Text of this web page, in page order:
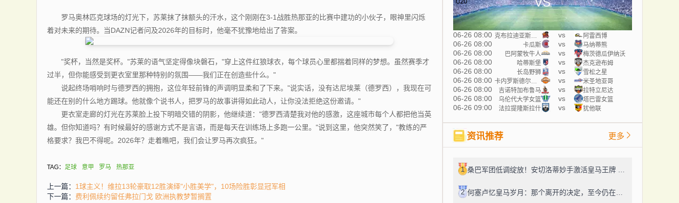
罗马奥林匹克球场的灯光下，苏莱抹了抹额头的汗水，这个刚刚在3-1战胜热那亚的比赛中建功的小伙子，眼神里闪烁
着对未来的期待。当DAZN记者问及2026年的目标时，他毫不犹豫地给出了答案。
"奖杯，当然是奖杯。"苏莱的语气坚定得像块磐石，"穿上这件红狼球衣，每个球员心里都揣着同样的梦想。虽然赛季才
过半，但你能感受到更衣室里那种特别的氛围——我们正在创造些什么。"
说起终场哨响时与德罗西的拥抱，这位年轻前锋的声调明显柔和了下来。"说实话，没有达尼埃莱（德罗西），我现在可
能还在别的什么地方踢球。他就像个说书人，把罗马的故事讲得如此动人，让你没法拒绝这份邀请。"
更衣室走廊的灯光在苏莱脸上投下明暗交错的阴影，他继续道："德罗西清楚我对他的感激，这座城市每个人都把他当英
雄。但你知道吗？有时候最好的感谢方式不是言语，而是每天在训练场上多跑一公里。"说到这里，他突然笑了，"教练的严
格要求？我巴不得呢。2026年？走着瞧吧，我们会让罗马再次疯狂。"
TAG： 足球 意甲 罗马 热那亚
上一篇： 1球主义！维拉13轮豪取12胜演绎"小胜美学"，10场险胜彰显冠军相
下一篇： 费利佩续约留任弗拉门戈 欧洲执教梦暂搁置
06-26 08:00 vs 阿雷西博
06-26 08:00 卡瓜斯 vs 马纳蒂熊
06-26 08:00 巴阿蒙牧牛人 vs 梅茨德瓜伊纳沃
06-26 08:00 哈蒂斯堡 vs 杰克逊布姆
06-26 08:00 长岛野狮 vs 雪松之星
06-26 08:00 vs 米圣地亚哥
06-26 08:00 吉诺特加布鲁马 vs 拉特立尼达
06-26 08:00 乌伦代大学女篮 vs 塔巴雷女篮
06-26 09:00 法拉提隆斯拉什 vs 犹他联
资讯推荐 更多
1
2